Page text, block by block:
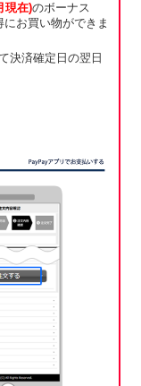
現在)のボーナス
お買い物ができま
決済確定日の翌日